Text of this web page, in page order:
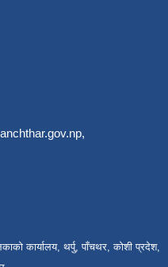
,
कार्यालय, थर्पु, पाँचथर, कोशी प्रदेश,